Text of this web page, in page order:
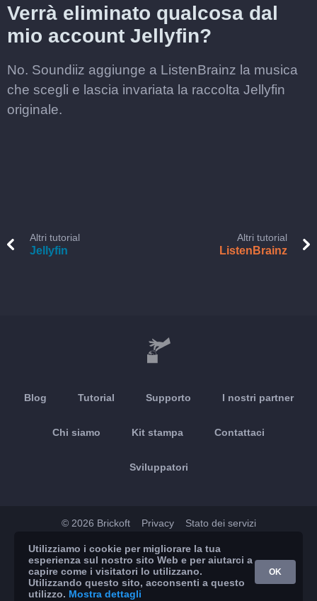
Verrà eliminato qualcosa dal
mio account Jellyfin?
No. Soundiiz aggiunge a ListenBrainz la musica
che scegli e lascia invariata la raccolta Jellyfin
originale.
Altri tutorial
Jellyfin
Altri tutorial
ListenBrainz
Blog Tutorial Supporto I nostri partner
Chi siamo Kit stampa Contattaci
Sviluppatori
© 2026 Brickoft Privacy Stato dei servizi
App Store Google Play
Utilizziamo i cookie per migliorare la tua
esperienza sul nostro sito Web e per aiutarci a
capire come i visitatori lo utilizzano.
Utilizzando questo sito, acconsenti a questo
utilizzo. Mostra dettagli
OK